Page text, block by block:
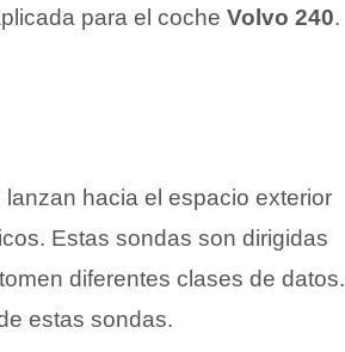
para el coche Volvo 240.
lanzan hacia el espacio exterior
Estas sondas son dirigidas
diferentes clases de datos.
estas sondas.